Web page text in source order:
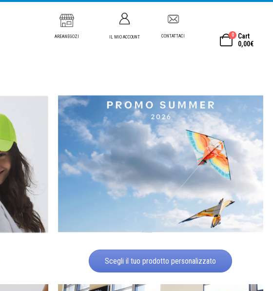
AREANEGOZI IL MIO ACCOUNT CONTATTACI 0
Cart
0,00€
Scegli il tuo prodotto personalizzato